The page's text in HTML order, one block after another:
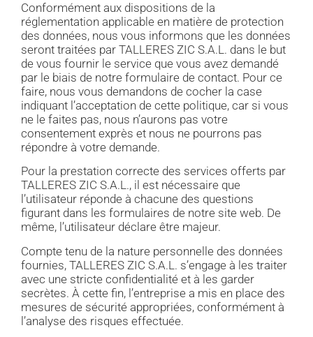
Conformément aux dispositions de la
réglementation applicable en matière de protection
des données, nous vous informons que les données
seront traitées par TALLERES ZIC S.A.L. dans le but
de vous fournir le service que vous avez demandé
par le biais de notre formulaire de contact. Pour ce
faire, nous vous demandons de cocher la case
indiquant l’acceptation de cette politique, car si vous
ne le faites pas, nous n’aurons pas votre
consentement exprès et nous ne pourrons pas
répondre à votre demande.
Pour la prestation correcte des services offerts par
TALLERES ZIC S.A.L., il est nécessaire que
l’utilisateur réponde à chacune des questions
figurant dans les formulaires de notre site web. De
même, l’utilisateur déclare être majeur.
Compte tenu de la nature personnelle des données
fournies, TALLERES ZIC S.A.L. s’engage à les traiter
avec une stricte confidentialité et à les garder
secrètes. À cette fin, l’entreprise a mis en place des
mesures de sécurité appropriées, conformément à
l’analyse des risques effectuée.